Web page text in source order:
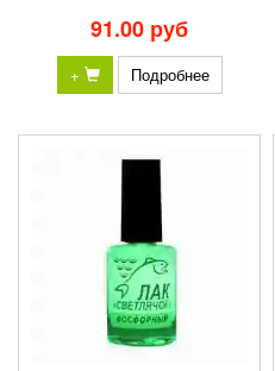
91.00 руб
+ Подробнее